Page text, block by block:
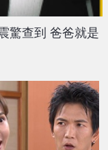
驚查到 爸爸就是